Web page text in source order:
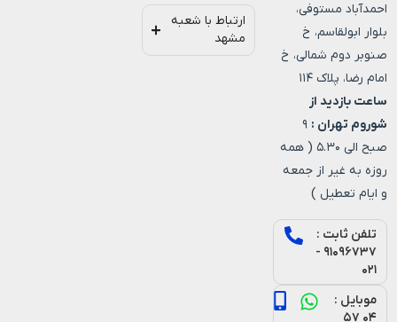
احمدآباد مستوفی،
بلوار ابولقاسم، خ
صنوبر دوم شمالی، خ
امام رضا، پلاک ۱۱۴
ساعت بازدید از
شوروم تهران : ۹
صبح الی ۵.۳۰ ( همه
روزه به غیر از جمعه
و ایام تعطیل )
تلفن ثابت :
۹۱۰۹۶۷۳۷ -
۰۲۱
موبایل :
۰۴ ۵۷
ارتباط با شعبه
مشهد